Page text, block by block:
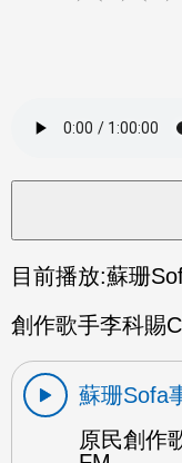
目前播放:蘇珊
創作歌手李科賜
蘇珊Sofa
原民創作